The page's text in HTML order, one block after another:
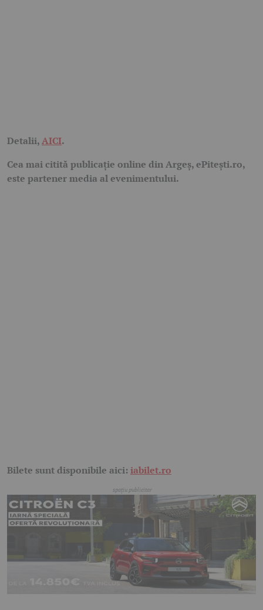
Detalii,AICI.
Cea mai citită publicație online din Argeș, ePitești.ro,
este partener media al evenimentului.
Bilete sunt disponibile aici:iabilet.ro